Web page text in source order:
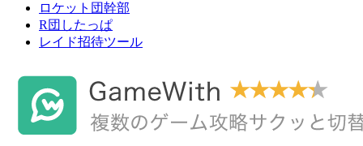
ロケット団幹部
R団したっぱ
レイド招待ツール